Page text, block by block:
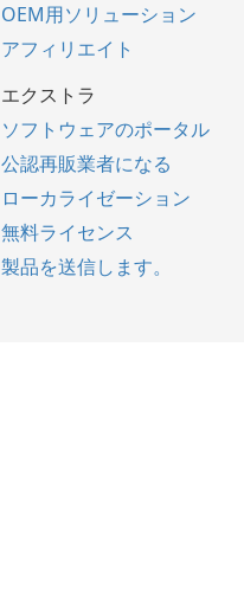
OEM用ソリューション
アフィリエイト
エクストラ
ソフトウェアのポータル
公認再販業者になる
ローカライゼーション
無料ライセンス
製品を送信します。